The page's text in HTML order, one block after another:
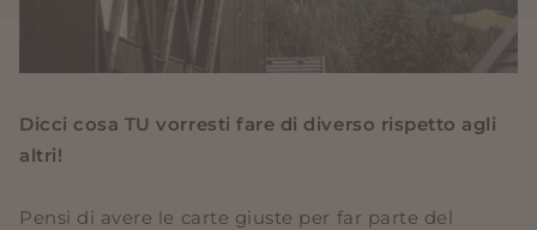
Dicci cosa TU vorresti fare di diverso rispetto agli
altri!
Pensi di avere le carte giuste per far parte del